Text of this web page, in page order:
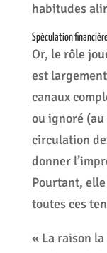
habitudes
Spéculation
Or, le rôle
est
canaux
ou ignoré
circulation
donner
Pourtant,
toutes ces
« La raison